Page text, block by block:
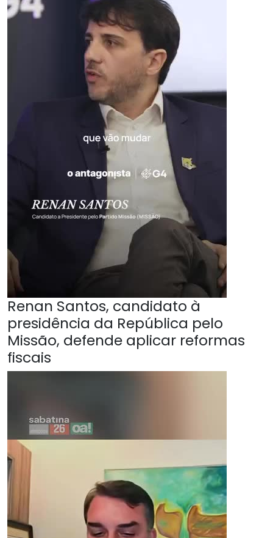
Renan Santos, candidato à
presidência da República pelo
Missão, defende aplicar reformas
fiscais